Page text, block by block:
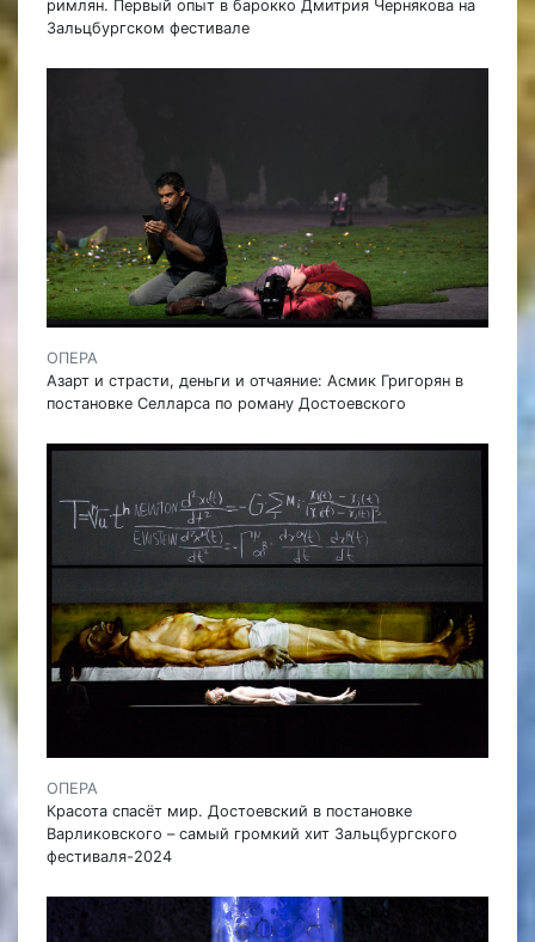
римлян. Первый опыт в барокко Дмитрия Чернякова на
Зальцбургском фестивале
ОПЕРА
Азарт и страсти, деньги и отчаяние: Асмик Григорян в
постановке Селларса по роману Достоевского
ОПЕРА
Красота спасёт мир. Достоевский в постановке
Варликовского – самый громкий хит Зальцбургского
фестиваля-2024